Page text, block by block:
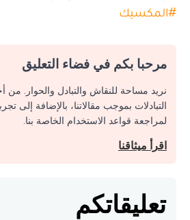
#المكسيك
مرحبا بكم في فضاء التعليق
نريد مساحة للنقاش والتبادل والحوار.
التبادلات بموجب مقالاتنا، بالإضافة إلى
لمراجعة قواعد الاستخدام الخاصة بنا.
اقرأ ميثاقنا
تعليقاتكم